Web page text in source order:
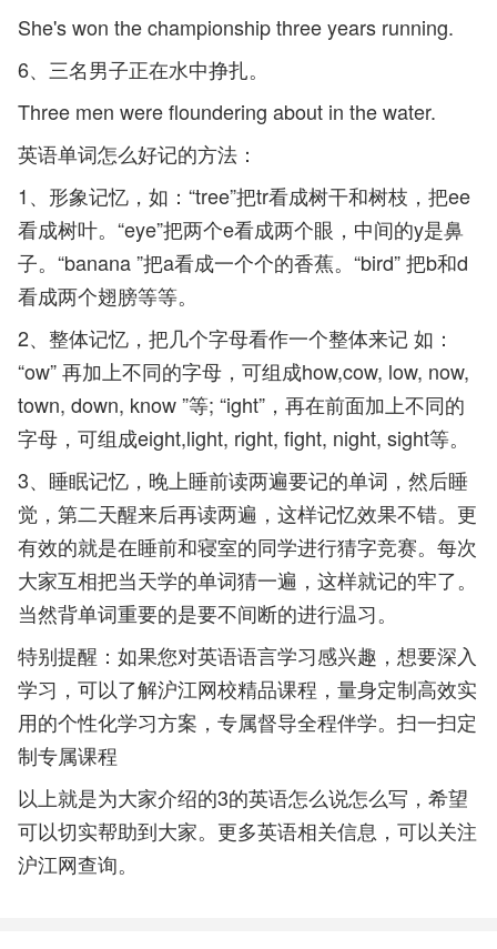
She's won the championship three years running.
6、三名男子正在水中挣扎。
Three men were floundering about in the water.
英语单词怎么好记的方法：
1、形象记忆，如：“tree”把tr看成树干和树枝，把ee
看成树叶。“eye”把两个e看成两个眼，中间的y是鼻
子。“banana ”把a看成一个个的香蕉。“bird” 把b和d
看成两个翅膀等等。
2、整体记忆，把几个字母看作一个整体来记 如：
“ow” 再加上不同的字母，可组成how,cow, low, now,
town, down, know ”等; “ight”，再在前面加上不同的
字母，可组成eight,light, right, fight, night, sight等。
3、睡眠记忆，晚上睡前读两遍要记的单词，然后睡
觉，第二天醒来后再读两遍，这样记忆效果不错。更
有效的就是在睡前和寝室的同学进行猜字竞赛。每次
大家互相把当天学的单词猜一遍，这样就记的牢了。
当然背单词重要的是要不间断的进行温习。
特别提醒：如果您对英语语言学习感兴趣，想要深入
学习，可以了解沪江网校精品课程，量身定制高效实
用的个性化学习方案，专属督导全程伴学。扫一扫定
制专属课程
以上就是为大家介绍的3的英语怎么说怎么写，希望
可以切实帮助到大家。更多英语相关信息，可以关注
沪江网查询。